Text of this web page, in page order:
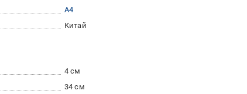
A4
Китай
4 см
34 см